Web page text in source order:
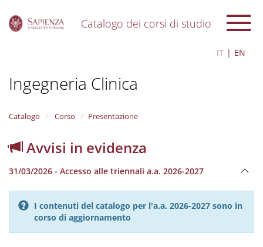
Catalogo dei corsi di studio
IT EN
Ingegneria Clinica
Catalogo Corso Presentazione
Avvisi in evidenza
31/03/2026 - Accesso alle triennali a.a. 2026-2027
I contenuti del catalogo per l'a.a. 2026-2027 sono in
corso di aggiornamento